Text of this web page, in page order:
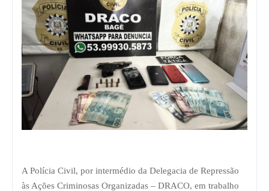
A Polícia Civil, por intermédio da Delegacia de Repressão
às Ações Criminosas Organizadas – DRACO, em trabalho